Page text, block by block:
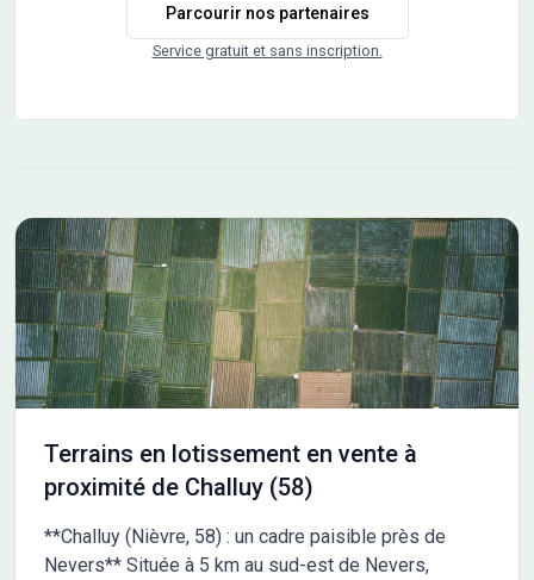
Parcourir nos partenaires
Service gratuit et sans inscription.
Terrains en lotissement en vente à
proximité de Challuy (58)
**Challuy (Nièvre, 58) : un cadre paisible près de
Nevers** Située à 5 km au sud-est de Nevers,